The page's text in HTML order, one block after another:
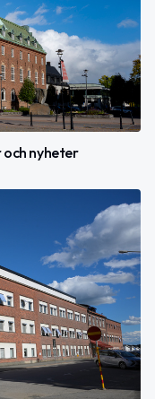
nyheter